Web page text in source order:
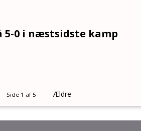
5-0 i næstsidste kamp
Side 1 af 5 Ældre